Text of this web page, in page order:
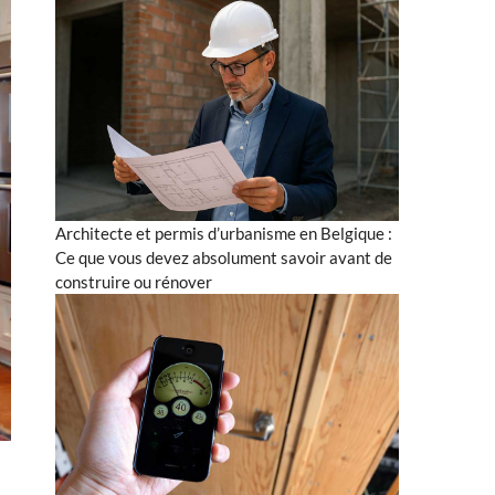
Architecte et permis d’urbanisme en Belgique :
Ce que vous devez absolument savoir avant de
construire ou rénover